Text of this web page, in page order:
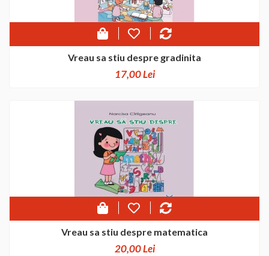
Vreau sa stiu despre gradinita
17,00 Lei
Vreau sa stiu despre matematica
20,00 Lei